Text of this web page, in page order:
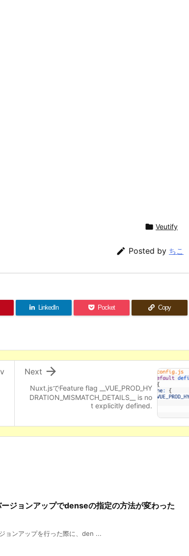
 Veutify
 Posted by ちこ
LinkedIn Pocket Copy
Nuxt.jsでFeature flag __VUE_PROD_HY
DRATION_MISMATCH_DETAILS__ is no
t explicitly defined.

Next
ジョンアップでdenseの指定の方法が変わった
ンアップを行った際に、den ...